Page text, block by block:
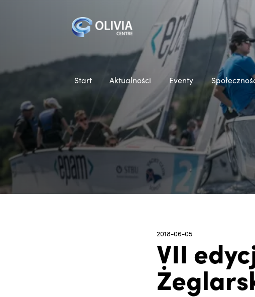
Start Aktualności Eventy
2018-06-05
VII